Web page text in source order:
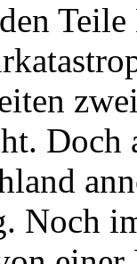
Doch
Noch